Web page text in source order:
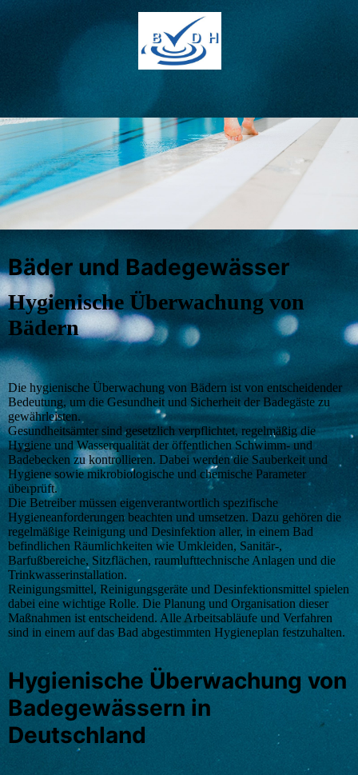
Bäder und Badegewässer
Hygienische Überwachung von
Bädern
Die hygienische Überwachung von Bädern ist von entscheidender
Bedeutung, um die Gesundheit und Sicherheit der Badegäste zu
gewährleisten.
Gesundheitsämter sind gesetzlich verpflichtet, regelmäßig die
Hygiene und Wasserqualität der öffentlichen Schwimm- und
Badebecken zu kontrollieren. Dabei werden die Sauberkeit und
Hygiene sowie mikrobiologische und chemische Parameter
überprüft.
Die Betreiber müssen eigenverantwortlich spezifische
Hygieneanforderungen beachten und umsetzen. Dazu gehören die
regelmäßige Reinigung und Desinfektion aller, in einem Bad
befindlichen Räumlichkeiten wie Umkleiden, Sanitär-,
Barfußbereiche, Sitzflächen, raumlufttechnische Anlagen und die
Trinkwasserinstallation.
Reinigungsmittel, Reinigungsgeräte und Desinfektionsmittel spielen
dabei eine wichtige Rolle. Die Planung und Organisation dieser
Maßnahmen ist entscheidend. Alle Arbeitsabläufe und Verfahren
sind in einem auf das Bad abgestimmten Hygieneplan festzuhalten.
Hygienische Überwachung von
Badegewässern in
Deutschland